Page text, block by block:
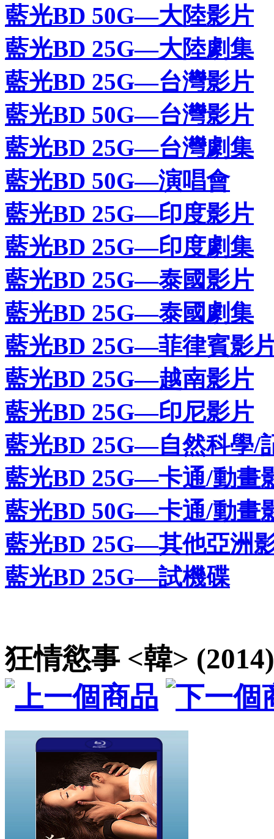
藍光BD 50G—大陸影片
藍光BD 25G—大陸劇集
藍光BD 25G—台灣影片
藍光BD 50G—台灣影片
藍光BD 25G—台灣劇集
藍光BD 50G—演唱會
藍光BD 25G—印度影片
藍光BD 25G—印度劇集
藍光BD 25G—泰國影片
藍光BD 25G—泰國劇集
藍光BD 25G—菲律賓影
藍光BD 25G—越南影片
藍光BD 25G—印尼影片
藍光BD 25G—自然科學/
藍光BD 25G—卡通/動畫
藍光BD 50G—卡通/動畫
藍光BD 25G—其他亞洲
藍光BD 25G—試機碟
狂情慾事 <韓>